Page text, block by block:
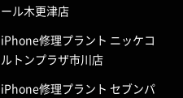
ール木更津店
iPhone修理プラント ニッケコ
ルトンプラザ市川店
iPhone修理プラント セブンパ